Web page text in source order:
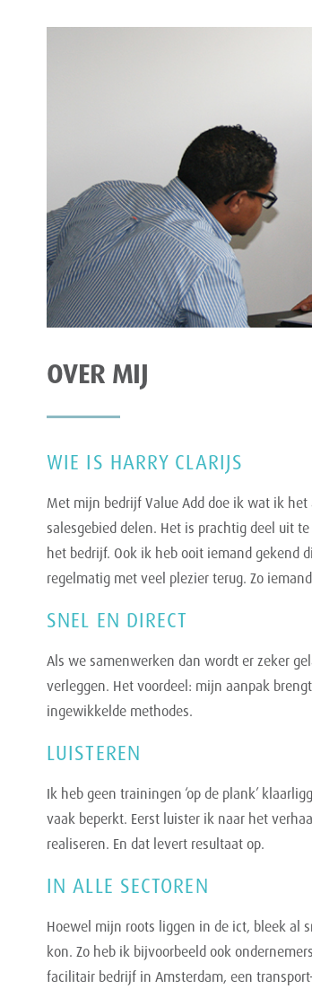
OVER MIJ
WIE IS HARRY CLARIJS
Met mijn bedrijf Value Add doe ik wat ik
salesgebied delen. Het is prachtig deel uit
het bedrijf. Ook ik heb ooit iemand
regelmatig met veel plezier terug. Zo
SNEL EN DIRECT
Als we samenwerken dan wordt er zeker
verleggen. Het voordeel: mijn aanpak
ingewikkelde methodes.
LUISTEREN
Ik heb geen trainingen ‘op de plank’
vaak beperkt. Eerst luister ik naar het
realiseren. En dat levert resultaat op.
IN ALLE SECTOREN
Hoewel mijn roots liggen in de ict, bleek al
kon. Zo heb ik bijvoorbeeld ook
facilitair bedrijf in Amsterdam, een